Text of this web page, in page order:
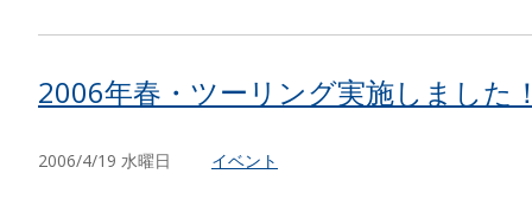
2006年春・ツーリング実施しました
2006/4/19 水曜日 イベント